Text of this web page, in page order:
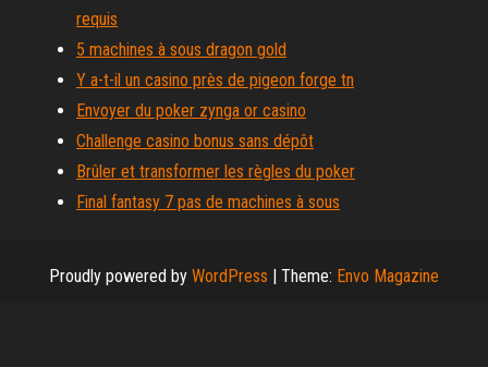
requis
5 machines à sous dragon gold
Y a-t-il un casino près de pigeon forge tn
Envoyer du poker zynga or casino
Challenge casino bonus sans dépôt
Brûler et transformer les règles du poker
Final fantasy 7 pas de machines à sous
Proudly powered by WordPress | Theme: Envo Magazine